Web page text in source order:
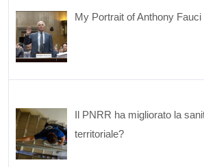
My Portrait of Anthony Fauci
Il PNRR ha migliorato la
territoriale?